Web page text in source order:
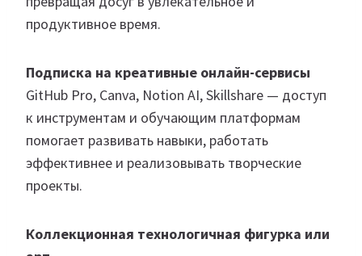
продуктивное время.
Подписка на креативные онлайн-сервисы
GitHub Pro, Canva, Notion AI, Skillshare — доступ
к инструментам и обучающим платформам
помогает развивать навыки, работать
эффективнее и реализовывать творческие
проекты.
Коллекционная технологичная фигурка или